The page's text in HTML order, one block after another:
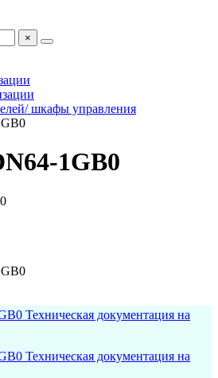
×
шкафы управления
1GB0
Техническая документация на
Техническая документация на